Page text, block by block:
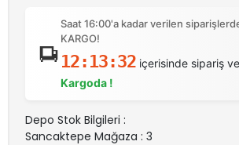
Saat 16:00'a kadar verilen
KARGO!
12:13:32içerisinde sipariş
Kargoda !
Depo Stok Bilgileri :
Sancaktepe Mağaza : 3